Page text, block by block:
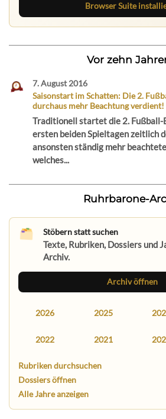
Browser Suite
Vor zehn
7. August 2016
Saisonstart im Schatten: Die 2.
durchaus mehr Beachtung verdient!
Traditionell startet die 2. Fußball-
ersten beiden Spieltagen zeitlich
ansonsten ständig mehr
welches...
Ruhrbarone-
Stöbern statt suchen
Texte, Rubriken, Dossiers und
Archiv.
Archiv öffnen
2026 2025
2022 2021
Rubriken durchsuchen
Dossiers öffnen
Alle Jahre anzeigen